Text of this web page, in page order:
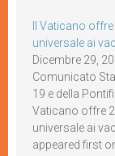
Il Vaticano
universale ai
Dicembre 29,
Comunicato
19 e della
Vaticano offre
universale ai
appeared first